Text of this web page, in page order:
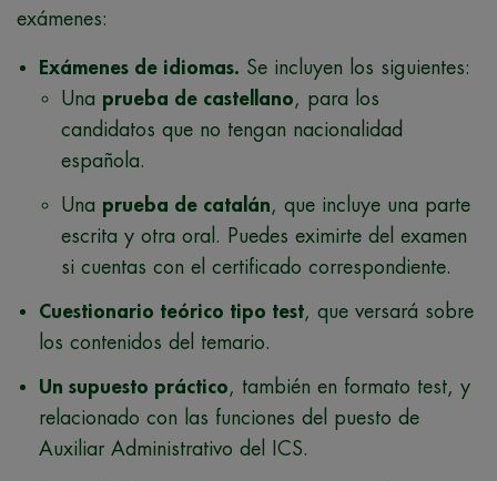
exámenes:
Exámenes de idiomas. Se incluyen los siguientes:
Una prueba de castellano, para los
candidatos que no tengan nacionalidad
española.
Una prueba de catalán, que incluye una parte
escrita y otra oral. Puedes eximirte del examen
si cuentas con el certificado correspondiente.
Cuestionario teórico tipo test, que versará sobre
los contenidos del temario.
Un supuesto práctico, también en formato test, y
relacionado con las funciones del puesto de
Auxiliar Administrativo del ICS.